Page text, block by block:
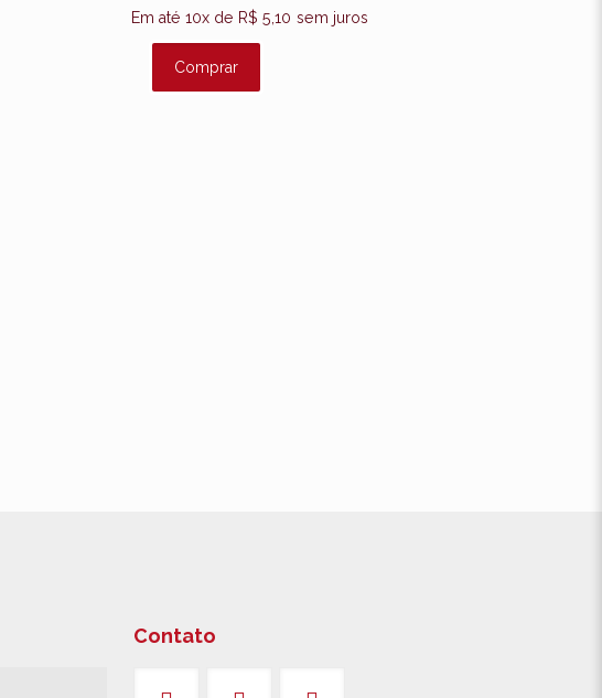
Em até 10x de R$ 5,10 sem juros
Comprar
Contato